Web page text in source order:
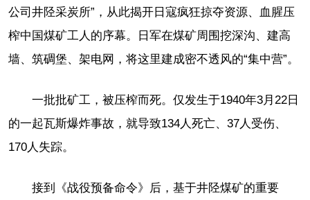
公司井陉采炭所”，从此揭开日寇疯狂掠夺资源、血腥压
榨中国煤矿工人的序幕。日军在煤矿周围挖深沟、建高
墙、筑碉堡、架电网，将这里建成密不透风的“集中营”。
一批批矿工，被压榨而死。仅发生于1940年3月22日
的一起瓦斯爆炸事故，就导致134人死亡、37人受伤、
170人失踪。
接到《战役预备命令》后，基于井陉煤矿的重要